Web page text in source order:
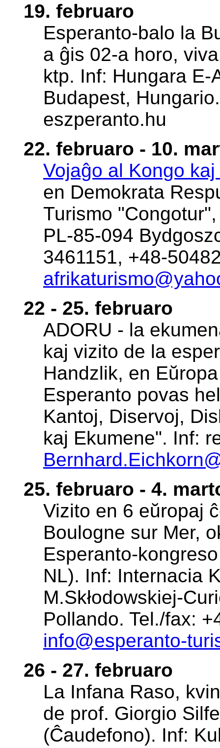
19. februaro
Esperanto-balo la
a ĝis 02-a horo,
ktp. Inf: Hungara E-
Budapest,
eszperanto.hu
22. februaro - 10.
Vojaĝo al Kongo
en Demokrata
Turismo
PL-85-094
3461151, +48-
22 - 25. februaro
ADORU - la
kaj vizito de la
Handzlik, en
Esperanto povas
Kantoj, Diservoj,
kaj Ekumene". Inf:
25. februaro - 4.
Vizito en 6 eŭropaj
Boulogne sur Mer,
Esperanto-
NL). Inf: Internacia
M.Skłodowskiej-
Pollando. Tel./fax:
info@esperanto-
26 - 27. februaro
La Infana Raso,
de prof. Giorgio
(Ĉaudefono). Inf: